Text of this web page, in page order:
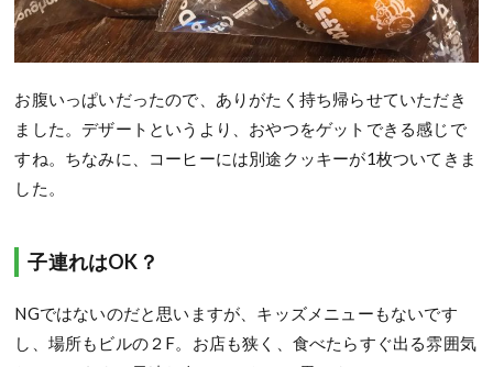
お腹いっぱいだったので、ありがたく持ち帰らせていただき
ました。デザートというより、おやつをゲットできる感じで
すね。ちなみに、コーヒーには別途クッキーが1枚ついてきま
した。
子連れはOK？
NGではないのだと思いますが、キッズメニューもないです
し、場所もビルの２F。お店も狭く、食べたらすぐ出る雰囲気